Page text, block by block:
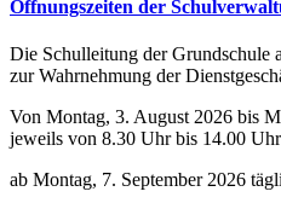
Öffnungszeiten der
Die Schulleitung der Grundschule
zur Wahrnehmung der
Von Montag, 3. August 2026 bis
jeweils von 8.30 Uhr bis 14.00
ab Montag, 7. September 2026